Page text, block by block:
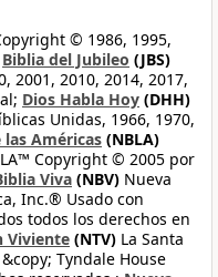
© 1986, 1995,
Biblia del Jubileo (JBS)
2001, 2010, 2014, 2017,
Dios Habla Hoy (DHH)
Unidas, 1966, 1970,
las Américas (NBLA)
Copyright © 2005 por
Viva (NBV) Nueva
Inc.® Usado con
todos los derechos en
Viviente (NTV) La Santa
Tyndale House